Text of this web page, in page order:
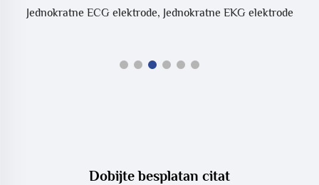
Jednokratne ECG elektrode, Jednokratne EKG elektrode
Dobijte besplatan citat